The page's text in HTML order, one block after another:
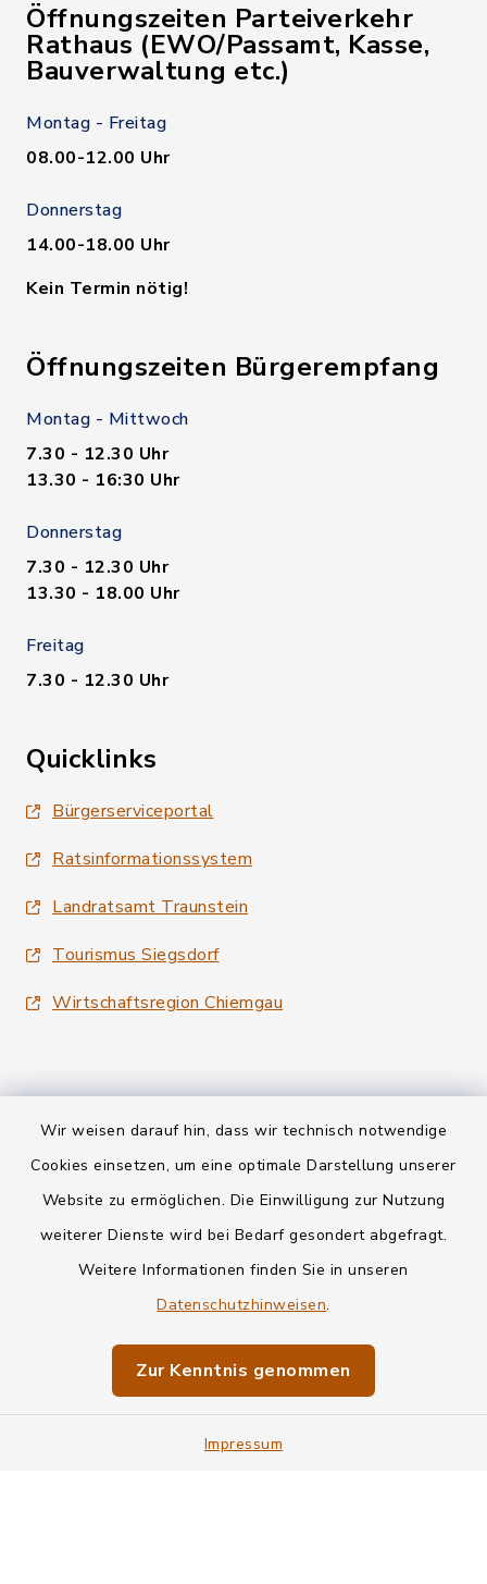
Wir weisen darauf hin, dass wir technisch notwendige
Cookies einsetzen, um eine optimale Darstellung unserer
Website zu ermöglichen. Die Einwilligung zur Nutzung
weiterer Dienste wird bei Bedarf gesondert abgefragt.
Weitere Informationen finden Sie in unseren
Datenschutzhinweisen.
Zur Kenntnis genommen
Impressum
Öffnungszeiten Parteiverkehr
Rathaus (EWO/Passamt, Kasse,
Bauverwaltung etc.)
Montag - Freitag
08.00-12.00 Uhr
Donnerstag
14.00-18.00 Uhr
Kein Termin nötig!
Öffnungszeiten Bürgerempfang
Montag - Mittwoch
7.30 - 12.30 Uhr
13.30 - 16:30 Uhr
Donnerstag
7.30 - 12.30 Uhr
13.30 - 18.00 Uhr
Freitag
7.30 - 12.30 Uhr
Quicklinks
Bürgerserviceportal
Ratsinformationssystem
Landratsamt Traunstein
Tourismus Siegsdorf
Wirtschaftsregion Chiemgau
Kontakt
Informationspflichten
Impressum
Sitemap